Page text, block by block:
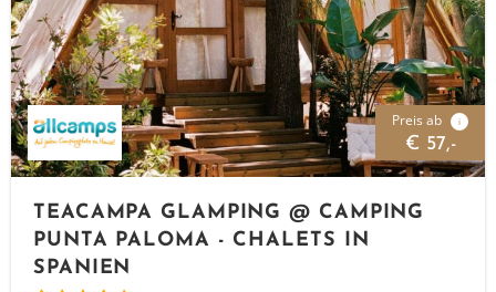
Preis ab i
€ 57,-
TEACAMPA GLAMPING @ CAMPING
PUNTA PALOMA - CHALETS IN
SPANIEN